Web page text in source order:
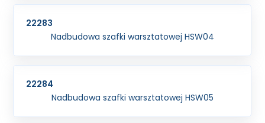
22283
Nadbudowa szafki warsztatowej HSW04
22284
Nadbudowa szafki warsztatowej HSW05